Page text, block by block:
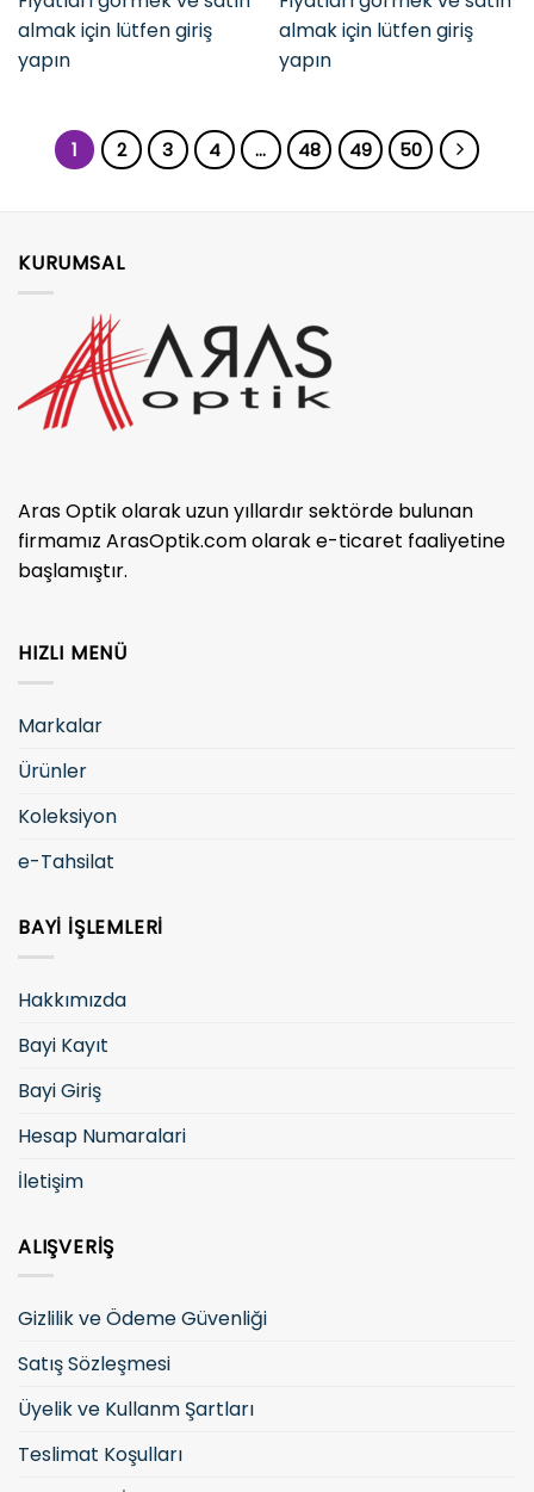
almak için lütfen giriş
yapın
almak için lütfen giriş
yapın
1 2 3 4 … 48 49 50
KURUMSAL
Aras Optik olarak uzun yıllardır sektörde bulunan
firmamız ArasOptik.com olarak e-ticaret faaliyetine
başlamıştır.
HIZLI MENÜ
Markalar
Ürünler
Koleksiyon
e-Tahsilat
BAYI İŞLEMLERI
Hakkımızda
Bayi Kayıt
Bayi Giriş
Hesap Numaralari
İletişim
ALIŞVERIŞ
Gizlilik ve Ödeme Güvenliği
Satış Sözleşmesi
Üyelik ve Kullanm Şartları
Teslimat Koşulları